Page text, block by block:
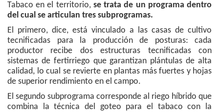
Tabaco en el territorio, se trata de un programa dentro
del cual se articulan tres subprogramas.
El primero, dice, está vinculado a las casas de cultivo
tecnificadas para la producción de posturas: cada
productor recibe dos estructuras tecnificadas con
sistemas de fertirriego que garantizan plántulas de alta
calidad, lo cual se revierte en plantas más fuertes y hojas
de superior rendimiento en el campo.
El segundo subprograma corresponde al riego híbrido que
combina la técnica del goteo para el tabaco con la